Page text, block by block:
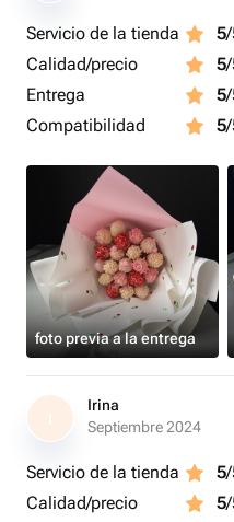
Во все композиции ягода
количество может
клубники. Пожалуйста,
Для любимой мамы !
Servicio de la tienda 5
Calidad/precio
5
Entrega
5
Compatibilidad
5
foto previa a la entrega
I
Irina
Septiembre 2024
Servicio de la tienda 5
Calidad/precio
5